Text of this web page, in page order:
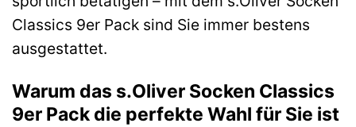
Classics 9er Pack sind Sie immer bestens
ausgestattet.
Warum das s.Oliver Socken Classics
9er Pack die perfekte Wahl für Sie ist